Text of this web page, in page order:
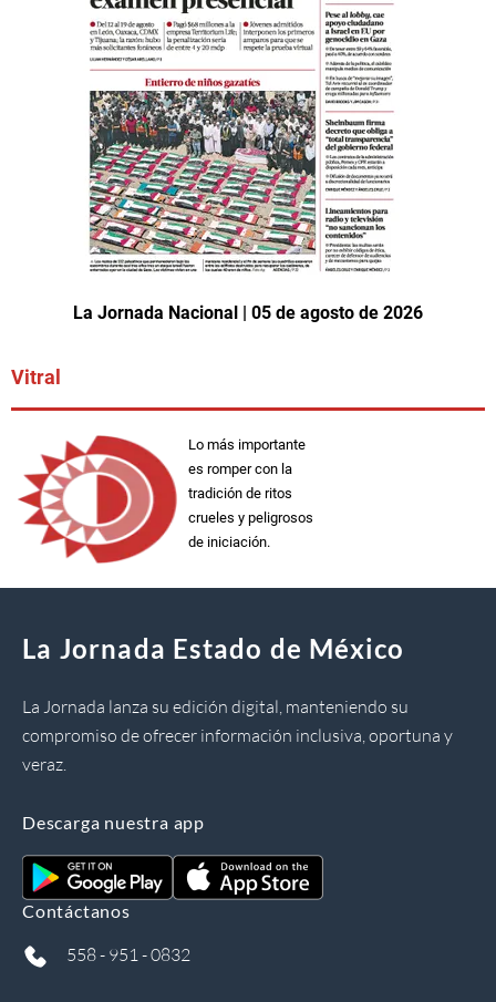
La Jornada Nacional | 05 de agosto de 2026
Vitral
Lo más importante
es romper con la
tradición de ritos
crueles y peligrosos
de iniciación.
La Jornada Estado de México
La Jornada lanza su edición digital, manteniendo su
compromiso de ofrecer información inclusiva, oportuna y
veraz.
Descarga nuestra app
Contáctanos
558 - 951 - 0832